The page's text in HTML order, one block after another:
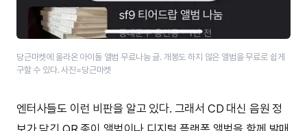
당근마켓에 올라온 아이돌 앨범 무료나눔 글. 개봉도 하지 않은 앨범을 무료로 쉽게
구할 수 있다. 사진=당근마켓
엔터사들도 이런 비판을 알고 있다. 그래서 CD 대신 음원 정